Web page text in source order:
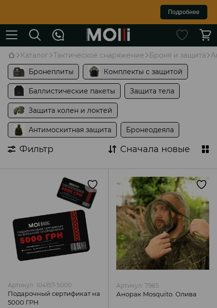
Подробнее
Каталог Тактическое снаряжение Броня и защита
Бронеплиты Комплекты с защитой
Баллистические пакеты Защита тела
Защита колен и локтей
Антимоскитная защита Бронеодеяла
Фильтр Сначала новые
Артикул: 104157-5000
Подарочный сертификат на
5000 ГРН
Артикул: 7985
Анорак Mosquito. Олива